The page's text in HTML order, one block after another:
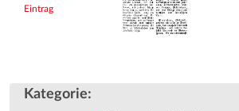
Eintrag
Kategorie: